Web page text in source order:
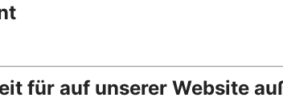
für auf unserer Website